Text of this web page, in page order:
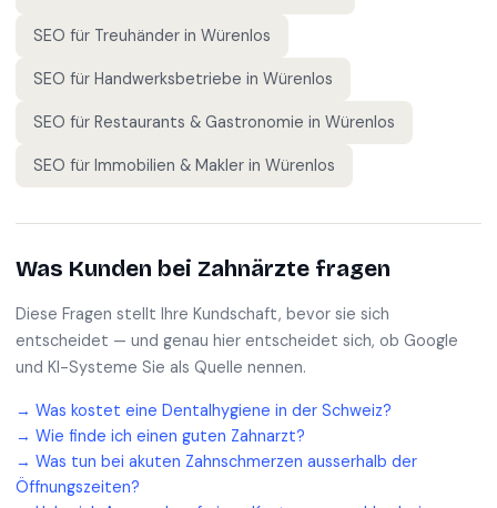
SEO für Treuhänder in Würenlos
SEO für Handwerksbetriebe in Würenlos
SEO für Restaurants & Gastronomie in Würenlos
SEO für Immobilien & Makler in Würenlos
Was Kunden bei Zahnärzte fragen
Diese Fragen stellt Ihre Kundschaft, bevor sie sich
entscheidet — und genau hier entscheidet sich, ob Google
und KI-Systeme Sie als Quelle nennen.
→ Was kostet eine Dentalhygiene in der Schweiz?
→ Wie finde ich einen guten Zahnarzt?
→ Was tun bei akuten Zahnschmerzen ausserhalb der
Öffnungszeiten?